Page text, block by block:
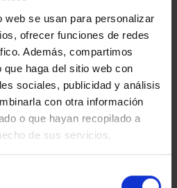
web se usan para personalizar
ofrecer funciones de redes
Además, compartimos
haga del sitio web con
sociales, publicidad y análisis
con otra información
o que hayan recopilado a
de sus servicios.